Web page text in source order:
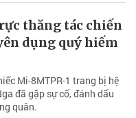
thăng tác chiến
dụng quý hiếm
Mi-8MTPR-1 trang bị hệ
đã gặp sự cố, đánh dấu
quân.